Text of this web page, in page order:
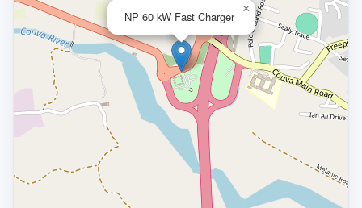
NP 60 kW Fast Charger
×